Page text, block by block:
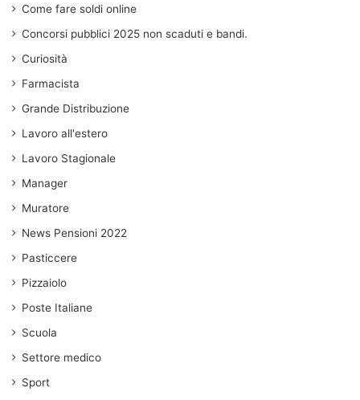
Come fare soldi online
Concorsi pubblici 2025 non scaduti e bandi.
Curiosità
Farmacista
Grande Distribuzione
Lavoro all'estero
Lavoro Stagionale
Manager
Muratore
News Pensioni 2022
Pasticcere
Pizzaiolo
Poste Italiane
Scuola
Settore medico
Sport